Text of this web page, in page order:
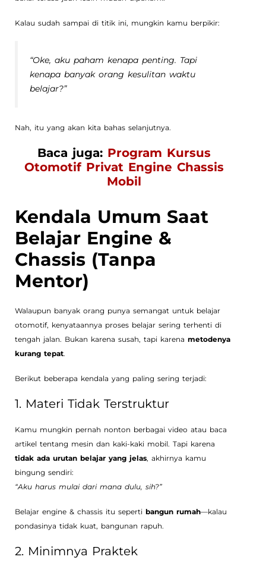
Kalau sudah sampai di titik ini, mungkin kamu berpikir:
“Oke, aku paham kenapa penting. Tapi
kenapa banyak orang kesulitan waktu
belajar?”
Nah, itu yang akan kita bahas selanjutnya.
Baca juga: Program Kursus
Otomotif Privat Engine Chassis
Mobil
Kendala Umum Saat
Belajar Engine &
Chassis (Tanpa
Mentor)
Walaupun banyak orang punya semangat untuk belajar
otomotif, kenyataannya proses belajar sering terhenti di
tengah jalan. Bukan karena susah, tapi karena metodenya
kurang tepat.
Berikut beberapa kendala yang paling sering terjadi:
1. Materi Tidak Terstruktur
Kamu mungkin pernah nonton berbagai video atau baca
artikel tentang mesin dan kaki-kaki mobil. Tapi karena
tidak ada urutan belajar yang jelas, akhirnya kamu
bingung sendiri:
“Aku harus mulai dari mana dulu, sih?”
Belajar engine & chassis itu seperti bangun rumah—kalau
pondasinya tidak kuat, bangunan rapuh.
2. Minimnya Praktek